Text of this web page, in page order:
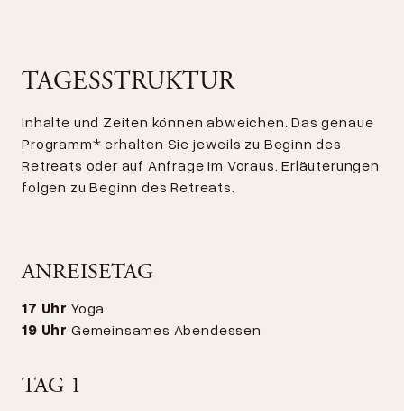
TAGESSTRUKTUR
Inhalte und Zeiten können abweichen. Das genaue
Programm* erhalten Sie jeweils zu Beginn des
Retreats oder auf Anfrage im Voraus. Erläuterungen
folgen zu Beginn des Retreats.
ANREISETAG
17 Uhr Yoga
19 Uhr Gemeinsames Abendessen
TAG 1